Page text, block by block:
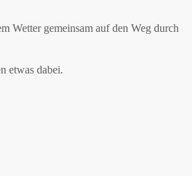
Wetter gemeinsam auf den Weg durch
etwas dabei.